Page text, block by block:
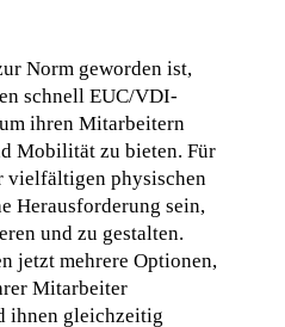
Norm geworden ist,
schnell EUC/VDI-
ihren Mitarbeitern
Mobilität zu bieten. Für
vielfältigen physischen
Herausforderung sein,
und zu gestalten.
jetzt mehrere Optionen,
Mitarbeiter
ihnen gleichzeitig